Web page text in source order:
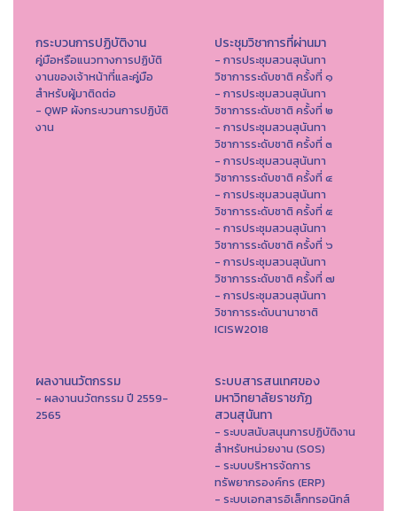
กระบวนการปฏิบัติงาน
คู่มือหรือแนวทางการปฏิบัติ
งานของเจ้าหน้าที่และคู่มือ
สำหรับผู้มาติดต่อ
- QWP ผังกระบวนการปฏิบัติ
งาน
ประชุมวิชาการที่ผ่านมา
- การประชุมสวนสุนันทา
วิชาการระดับชาติ ครั้งที่ ๑
- การประชุมสวนสุนันทา
วิชาการระดับชาติ ครั้งที่ ๒
- การประชุมสวนสุนันทา
วิชาการระดับชาติ ครั้งที่ ๓
- การประชุมสวนสุนันทา
วิชาการระดับชาติ ครั้งที่ ๔
- การประชุมสวนสุนันทา
วิชาการระดับชาติ ครั้งที่ ๕
- การประชุมสวนสุนันทา
วิชาการระดับชาติ ครั้งที่ ๖
- การประชุมสวนสุนันทา
วิชาการระดับชาติ ครั้งที่ ๗
- การประชุมสวนสุนันทา
วิชาการระดับนานาชาติ
ICISW2018
ผลงานนวัตกรรม
- ผลงานนวัตกรรม ปี 2559-
2565
ระบบสารสนเทศของ
มหาวิทยาลัยราชภัฏ
สวนสุนันทา
- ระบบสนับสนุนการปฏิบัติงาน
สำหรับหน่วยงาน (SOS)
- ระบบบริหารจัดการ
ทรัพยากรองค์กร (ERP)
- ระบบเอกสารอิเล็กทรอนิกส์